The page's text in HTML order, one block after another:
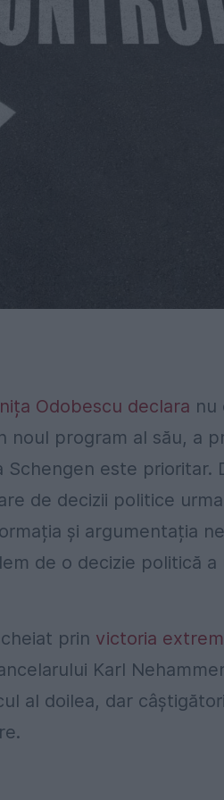
Odobescu declara nu
noul program al său, a
Schengen este prioritar.
de decizii politice
și argumentația
de o decizie politică a
prin victoria
Karl
al doilea, dar